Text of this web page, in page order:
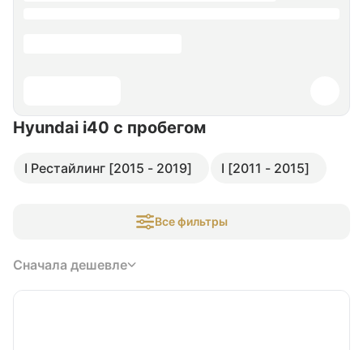
Hyundai i40 с пробегом
I Рестайлинг [2015 - 2019] I [2011 - 2015]
Все фильтры
Сначала дешевле